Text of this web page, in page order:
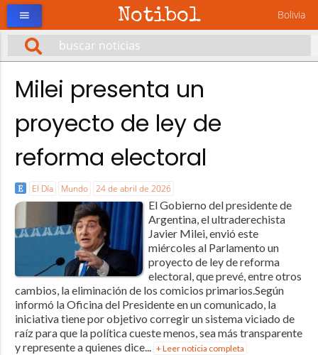
Notibol Bolivia
menu
Milei presenta un
proyecto de ley de
reforma electoral
El Día Mundo 24 de abril de 2026
El Gobierno del presidente de
Argentina, el ultraderechista
Javier Milei, envió este
miércoles al Parlamento un
proyecto de ley de reforma
electoral, que prevé, entre otros
cambios, la eliminación de los comicios primarios.Según
informó la Oficina del Presidente en un comunicado, la
iniciativa tiene por objetivo corregir un sistema viciado de
raíz para que la política cueste menos, sea más transparente
y represente a quienes dice... + Leer noticia completa